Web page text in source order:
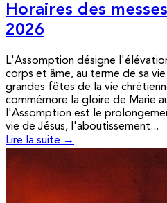
Horaires des
2026
L'Assomption désigne
corps et âme, au terme de sa
grandes fêtes de la vie
commémore la gloire de Marie
l'Assomption est le
vie de Jésus, l'aboutissement...
Lire la suite →